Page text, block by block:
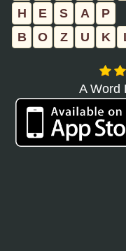
H
E S A
P
B
O Z U K
A Word